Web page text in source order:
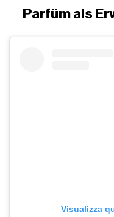
Parfüm als
Visualizza